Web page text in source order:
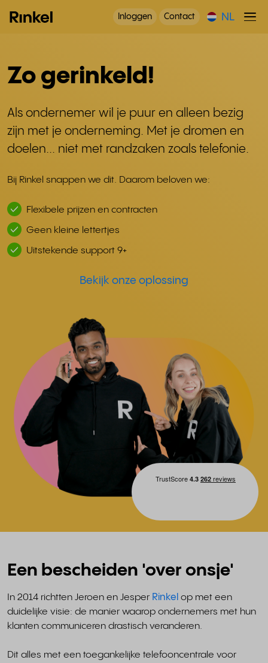
Inloggen Contact NL
Zo gerinkeld!
Als ondernemer wil je puur en alleen bezig
zijn met je onderneming. Met je dromen en
doelen... niet met randzaken zoals telefonie.
Bij Rinkel snappen we dit. Daarom beloven we:
Flexibele prijzen en contracten
Geen kleine lettertjes
Uitstekende support 9+
Bekijk onze oplossing
Een bescheiden 'over onsje'
In 2014 richtten Jeroen en Jesper Rinkel op met een
duidelijke visie: de manier waarop ondernemers met hun
klanten communiceren drastisch veranderen.
Dit alles met een toegankelijke telefooncentrale voor